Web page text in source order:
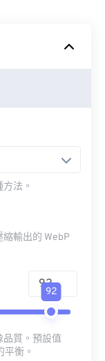
法。
輸出的 WebP
92
品質。預設值
衡。